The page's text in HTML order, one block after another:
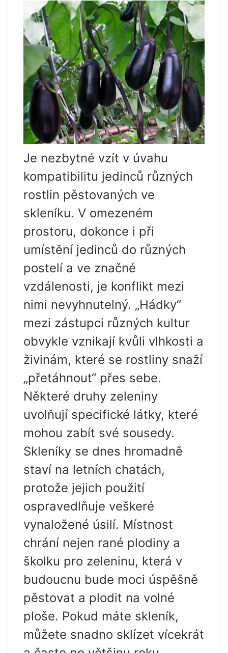
Je nezbytné vzít v úvahu
kompatibilitu jedinců různých
rostlin pěstovaných ve
skleníku. V omezeném
prostoru, dokonce i při
umístění jedinců do různých
postelí a ve značné
vzdálenosti, je konflikt mezi
nimi nevyhnutelný. „Hádky“
mezi zástupci různých kultur
obvykle vznikají kvůli vlhkosti a
živinám, které se rostliny snaží
„přetáhnout“ přes sebe.
Některé druhy zeleniny
uvolňují specifické látky, které
mohou zabít své sousedy.
Skleníky se dnes hromadně
staví na letních chatách,
protože jejich použití
ospravedlňuje veškeré
vynaložené úsilí. Místnost
chrání nejen rané plodiny a
školku pro zeleninu, která v
budoucnu bude moci úspěšně
pěstovat a plodit na volné
ploše. Pokud máte skleník,
můžete snadno sklízet vícekrát